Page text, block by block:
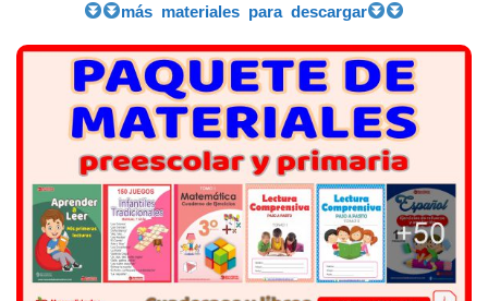
más materiales para descargar